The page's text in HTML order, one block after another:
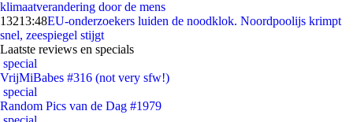
klimaatverandering door de mens
13213:48EU-onderzoekers luiden de noodklok. Noordpoolijs krimpt
snel, zeespiegel stijgt
Laatste reviews en specials
special
VrijMiBabes #316 (not very sfw!)
special
Random Pics van de Dag #1979